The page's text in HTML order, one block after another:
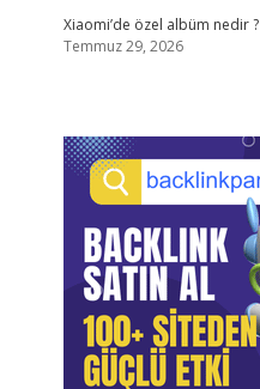
Xiaomi’de özel albüm nedir ?
Temmuz 29, 2026